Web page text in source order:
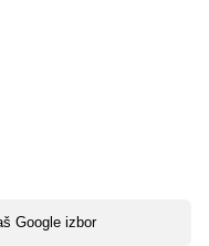
Google izbor